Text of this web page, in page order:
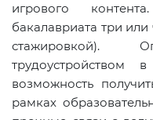
игрового
бакалавриата три
стажировкой).
трудоустройством
возможность
рамках